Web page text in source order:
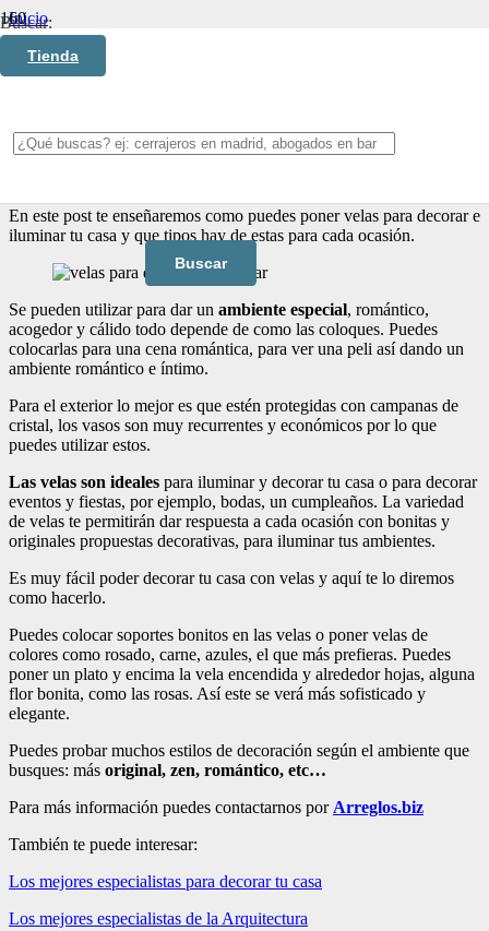
Tienda
Buscar:
Inicio
Decoración
Velas para decorar e iluminar
iluminar
En este post te enseñaremos como puedes poner velas para decorar e
iluminar tu casa y que tipos hay de estas para cada ocasión.
Se pueden utilizar para dar un ambiente especial, romántico,
acogedor y cálido todo depende de como las coloques. Puedes
colocarlas para una cena romántica, para ver una peli así dando un
ambiente romántico e íntimo.
Para el exterior lo mejor es que estén protegidas con campanas de
cristal, los vasos son muy recurrentes y económicos por lo que
puedes utilizar estos.
Las velas son ideales para iluminar y decorar tu casa o para decorar
eventos y fiestas, por ejemplo, bodas, un cumpleaños. La variedad
de velas te permitirán dar respuesta a cada ocasión con bonitas y
originales propuestas decorativas, para iluminar tus ambientes.
Es muy fácil poder decorar tu casa con velas y aquí te lo diremos
como hacerlo.
Puedes colocar soportes bonitos en las velas o poner velas de
colores como rosado, carne, azules, el que más prefieras. Puedes
poner un plato y encima la vela encendida y alrededor hojas, alguna
flor bonita, como las rosas. Así este se verá más sofisticado y
elegante.
Puedes probar muchos estilos de decoración según el ambiente que
busques: más original, zen, romántico, etc…
Para más información puedes contactarnos por Arreglos.biz
También te puede interesar:
Los mejores especialistas para decorar tu casa
Los mejores especialistas de la Arquitectura